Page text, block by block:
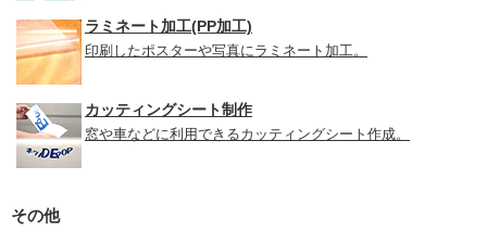
ラミネート加工(PP加工)
印刷したポスターや写真にラミネート加工。
カッティングシート制作
窓や車などに利用できるカッティングシート作成。
その他